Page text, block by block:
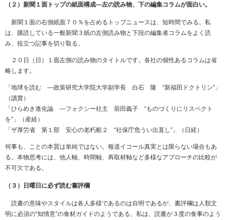
（２）新聞１面トップの紙面構成―左の読み物、下の編集コラムが面白い。
新聞１面の右側紙面７０％を占めるトップニュースは、短時間でみる。私
は、購読している一般新聞３紙の左側読み物と下段の編集者コラムをよく読
み、役立つ記事を切り取る。
２０日（日）１面左側の読み物のタイトルです。各社の個性あるコラムは省
略します。
「地球を読む ―政策研究大学院大学副学長 白石 隆 “新福田ドクトリン”」
（讀賣）
「ひらめき進化論 ―フォクシー社主 前田義子 “ものづくりにリスペクト
を”」（産経）
「ザ厚労省 第１部 安心の老朽船２ “社保庁危うい出直し”」（日経）
何事も、ことの本質は単純ではない。報道イコール真実とは限らない場合もあ
る。本物思考には、他人軸、時間軸、再取材軸など多様なアプローチの比較が
不可欠である。
（３）日曜日に必ず読む書評欄
読書の意味やスタイルは各人多様であるのは自明であるが、書評欄は人類文
明に必須の“知情意”の食材ガイドのようである。私は、読書が３度の食事のよう